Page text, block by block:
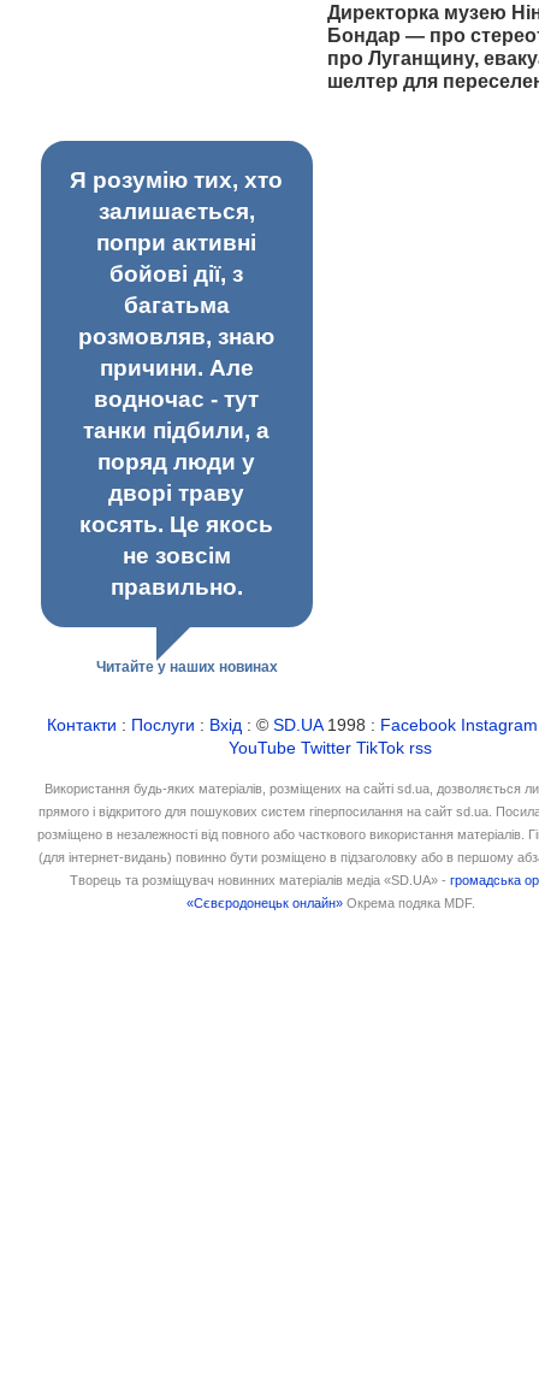
Директорка музею
Бондар — про
про Луганщину,
шелтер для
Я розумію тих, хто
залишається,
попри активні
бойові дії, з
багатьма
розмовляв, знаю
причини. Але
водночас - тут
танки підбили, а
поряд люди у
дворі траву
косять. Це якось
не зовсім
правильно.
Читайте у наших новинах
Контакти : Послуги : Вхід : ©SD.UA1998 : Facebook Instagram
YouTube Twitter TikTok rss
Використання будь-яких матеріалів, розміщених на сайті sd.ua, дозволяється
прямого і відкритого для пошукових систем гіперпосилання на сайт sd.ua.
розміщено в незалежності від повного або часткового використання матеріалів.
(для інтернет-видань) повинно бути розміщено в підзаголовку або в першому
Творець та розміщувач новинних матеріалів медіа «SD.UA» -громадська
«Сєвєродонецьк онлайн» Окрема подяка MDF.